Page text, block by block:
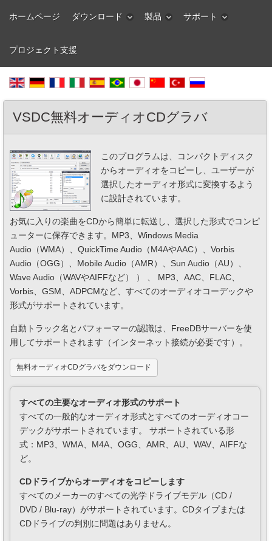
ホームページ ダウンロード 製品 サポート
プロジェクト支援
VSDC無料オーディオCDグラバ
このプログラムは、コンパクトディスク
からオーディオをコピーし、ユーザーが
選択したオーディオ形式に変換するよう
に設計されています。
お気に入りの楽曲をCDから簡単に転送し、選択した形式でコンピ
ューターに保存できます。MP3、Windows Media
Audio（WMA）、QuickTime Audio（M4AやAAC）、Vorbis
Audio（OGG）、Mobile Audio（AMR）、Sun Audio（AU）、
Wave Audio（WAVやAIFFなど） ） 、 MP3、AAC、FLAC、
Vorbis、GSM、ADPCMなど、すべてのオーディオコーデックや
形式がサポートされています。
自動トラック名とパフォーマーの認識は、FreeDBサーバーを使
用してサポートされます（インターネット接続が必要です）。
無料オーディオCDグラバをダウンロード
すべての主要なオーディオ形式のサポート
すべての一般的なオーディオ形式とすべてのオーディオコー
デックがサポートされています。 サポートされている形
式：MP3、WMA、M4A、OGG、AMR、AU、WAV、AIFFな
ど。
CDドライブからオーディオをコピーします
すべてのメーカーのすべての光学ドライブモデル（CD /
DVD / Blu-ray）がサポートされています。CDタイプまたは
CDドライブの判別に問題はありません。